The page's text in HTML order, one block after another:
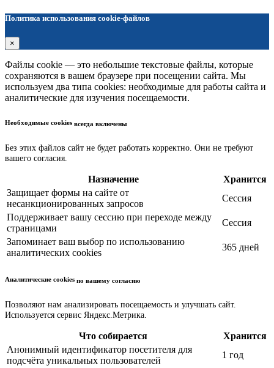
Политика использования cookie-файлов
×
Файлы cookie — это небольшие текстовые файлы, которые
сохраняются в вашем браузере при посещении сайта. Мы
используем два типа cookies: необходимые для работы сайта и
аналитические для изучения посещаемости.
Необходимые cookies всегда включены
Без этих файлов сайт не будет работать корректно. Они не требуют
вашего согласия.
Назначение
Хранится
Защищает формы на сайте от
несанкционированных запросов
Сессия
Поддерживает вашу сессию при переходе между
страницами
Сессия
Запоминает ваш выбор по использованию
аналитических cookies
365 дней
Аналитические cookies по вашему согласию
Позволяют нам анализировать посещаемость и улучшать сайт.
Используется сервис Яндекс.Метрика.
Что собирается
Хранится
Анонимный идентификатор посетителя для
подсчёта уникальных пользователей
1 год